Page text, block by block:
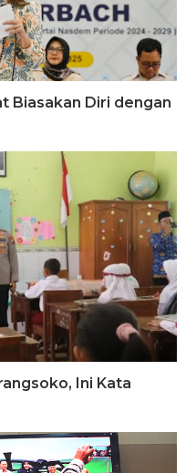
Biasakan Diri dengan
Ini Kata